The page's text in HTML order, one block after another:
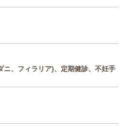
ニ、フィラリア)、定期健診、不妊手